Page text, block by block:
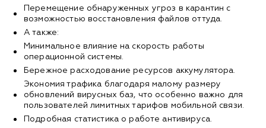
Перемещение обнаруженных угроз в карантин с
возможностью восстановления файлов оттуда.
А также:
Минимальное влияние на скорость работы
операционной системы.
Бережное расходование ресурсов аккумулятора.
Экономия трафика благодаря малому размеру
обновлений вирусных баз, что особенно важно для
пользователей лимитных тарифов мобильной связи.
Подробная статистика о работе антивируса.